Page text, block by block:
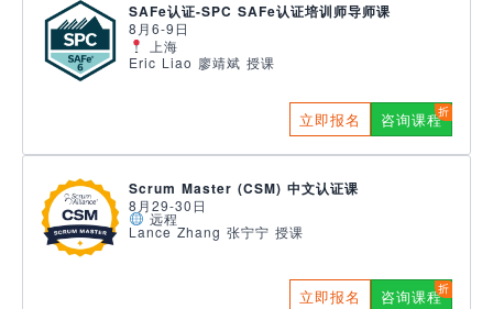
SAFe认证-SPC SAFe认证培训师导师课
8月6-9日
上海
Eric Liao 廖靖斌 授课
立即报名 咨询课程
Scrum Master (CSM) 中文认证课
8月29-30日
远程
Lance Zhang 张宁宁 授课
立即报名 咨询课程